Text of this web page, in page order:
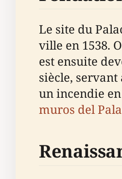
Le site du
ville en 1538.
est ensuite
siècle,
un incendie
muros del